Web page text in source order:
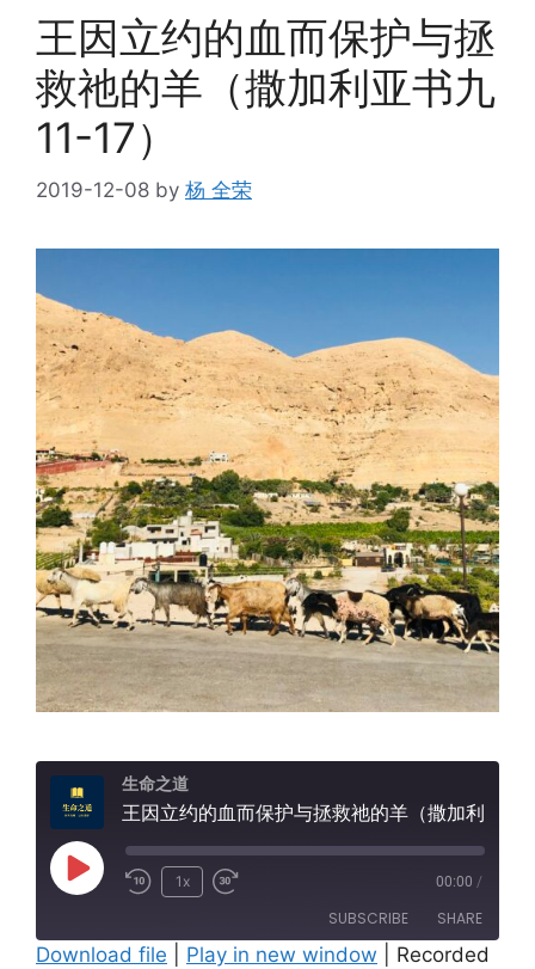
王因立约的血而保护与拯
救祂的羊（撒加利亚书九
11-17）
2019-12-08 by 杨 全荣
生命之道
Play
1x 00:00 /
SUBSCRIBE SHARE
Download file Play in new window
Recorded